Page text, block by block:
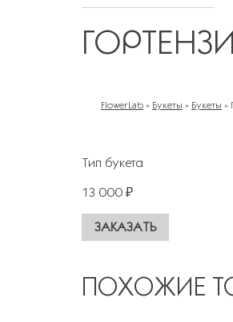
FlowerLab » Букеты » Букеты »
Тип букета
13 000 ₽
ПОХОЖИЕ